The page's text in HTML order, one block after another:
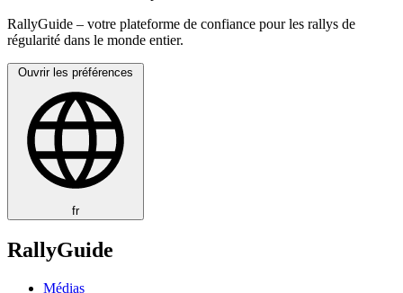
RallyGuide – votre plateforme de confiance pour les rallys de
régularité dans le monde entier.
Ouvrir les préférences
fr
RallyGuide
Médias